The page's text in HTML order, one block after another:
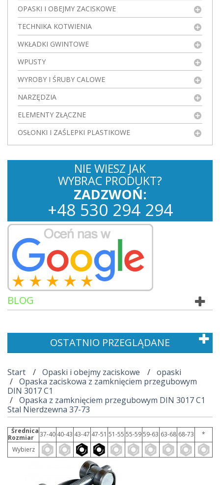
OPASKI I OBEJMY ZACISKOWE
TECHNIKA KOTWIENIA
WKŁADKI GWINTOWE
WPUSTY
WYROBY I ŚRUBY CALOWE
NARZĘDZIA
ELEMENTY ZŁĄCZNE
OSŁONKI I ZAŚLEPKI PLASTIKOWE
NIE WIESZ JAK
WYBRAC PRODUKT?
ZADZWOŃ:
+48 530 294 294
BLOG
OSTATNIO PRZEGLĄDANE
Start Opaski i obejmy zaciskowe
opaski
Opaska zaciskowa z zamknięciem przegubowym
DIN 3017 C1
Opaska z zamknięciem przegubowym DIN 3017 C1
Stal Nierdzewna 37-73
Średnica
Rozmiar
37-40 40-43 43-47 47-51 51-55 55-5959-63 63-68 68-73
*
Wybierz